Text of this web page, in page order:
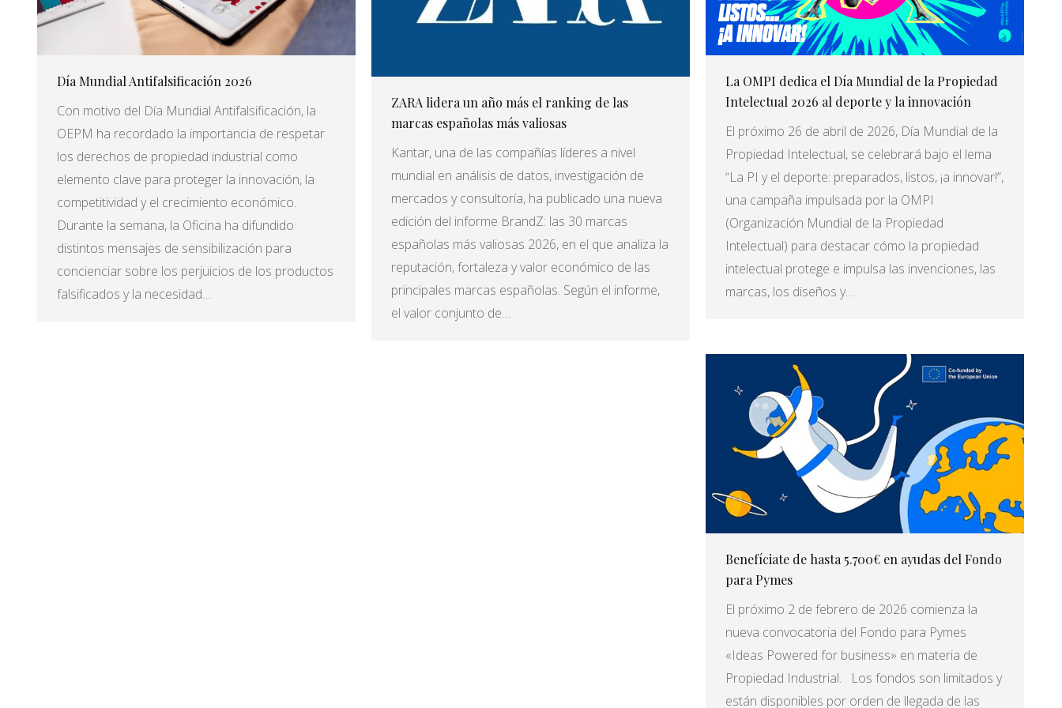
Día Mundial Antifalsificación 2026
Con motivo del Día Mundial Antifalsificación, la
OEPM ha recordado la importancia de respetar
los derechos de propiedad industrial como
elemento clave para proteger la innovación, la
competitividad y el crecimiento económico.
Durante la semana, la Oficina ha difundido
distintos mensajes de sensibilización para
concienciar sobre los perjuicios de los productos
falsificados y la necesidad…
ZARA lidera un año más el ranking de las
marcas españolas más valiosas
Kantar, una de las compañías líderes a nivel
mundial en análisis de datos, investigación de
mercados y consultoría, ha publicado una nueva
edición del informe BrandZ: las 30 marcas
españolas más valiosas 2026, en el que analiza la
reputación, fortaleza y valor económico de las
principales marcas españolas. Según el informe,
el valor conjunto de…
La OMPI dedica el Día Mundial de la Propiedad
Intelectual 2026 al deporte y la innovación
El próximo 26 de abril de 2026, Día Mundial de la
Propiedad Intelectual, se celebrará bajo el lema
“La PI y el deporte: preparados, listos, ¡a innovar!”,
una campaña impulsada por la OMPI
(Organización Mundial de la Propiedad
Intelectual) para destacar cómo la propiedad
intelectual protege e impulsa las invenciones, las
marcas, los diseños y…
Benefíciate de hasta 5.700€ en ayudas del Fondo
para Pymes
El próximo 2 de febrero de 2026 comienza la
nueva convocatoria del Fondo para Pymes
«Ideas Powered for business» en materia de
Propiedad Industrial. Los fondos son limitados y
están disponibles por orden de llegada de las